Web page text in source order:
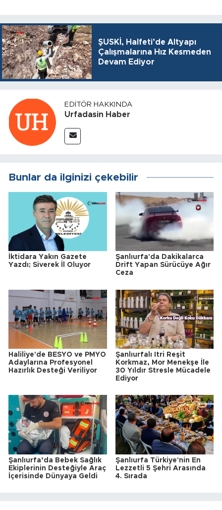
ŞUSKİ, Halfeti’de Altyapı
Çalışmalarına Hız Kesmeden
Devam Ediyor
EDITÖR HAKKINDA
Urfadasin Haber
Bunlar da ilginizi çekebilir
İktidara Yakın Gazete
Yazdı; Siverek İl Oluyor
Şanlıurfa'da Dakikalarca
Drift Yapan Sürücüye Ağır
Ceza
Haliliye'de BESYO ve PMYO
Adaylarına Profesyonel
Hazırlık Desteği Veriliyor
Şanlıurfalı Itri Reşit
Korkmaz, Mor Menekşe İle
30 Yıldır Stresle Mücadele
Ediyor
Şanlıurfa’da Bebek Sağlık
Ekiplerinin Desteğiyle Araç
İçerisinde Dünyaya Geldi
Şanlıurfa Türkiye'nin En
Lezzetli 5 Şehri Arasında
4. Sırada